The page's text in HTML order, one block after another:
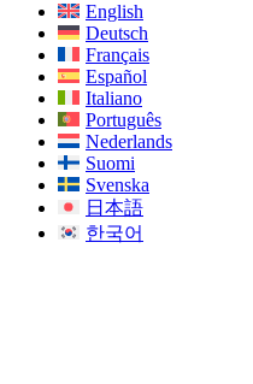
English
Deutsch
Français
Español
Italiano
Português
Nederlands
Suomi
Svenska
日本語
한국어